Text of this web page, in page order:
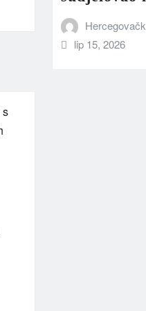
lip 15, 2026